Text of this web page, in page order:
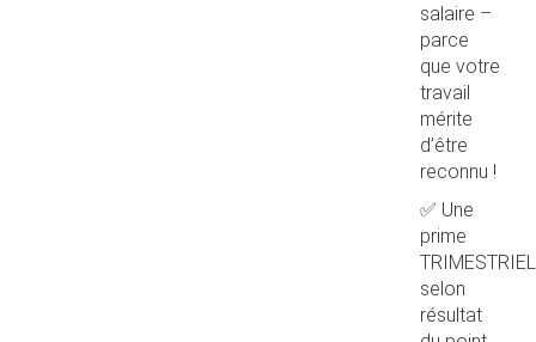
salaire –
parce
que votre
travail
mérite
d’être
reconnu !
✅ Une
prime
selon
résultat